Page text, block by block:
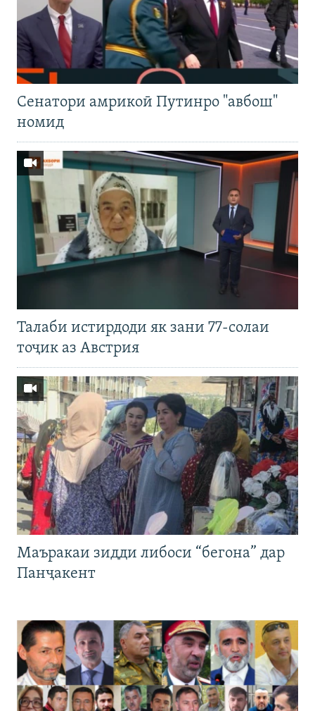
Cенатори амрикоӣ Путинро "авбош"
номид
Талаби истирдоди як зани 77-солаи
тоҷик аз Австрия
Маъракаи зидди либоси “бегона” дар
Панҷакент